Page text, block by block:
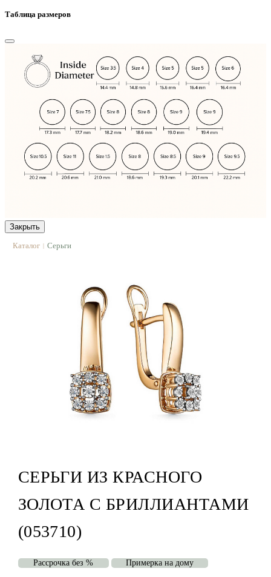
Таблица размеров
Закрыть
Каталог | Серьги
СЕРЬГИ ИЗ КРАСНОГО
ЗОЛОТА С БРИЛЛИАНТАМИ
(053710)
Рассрочка без % Примерка на дому